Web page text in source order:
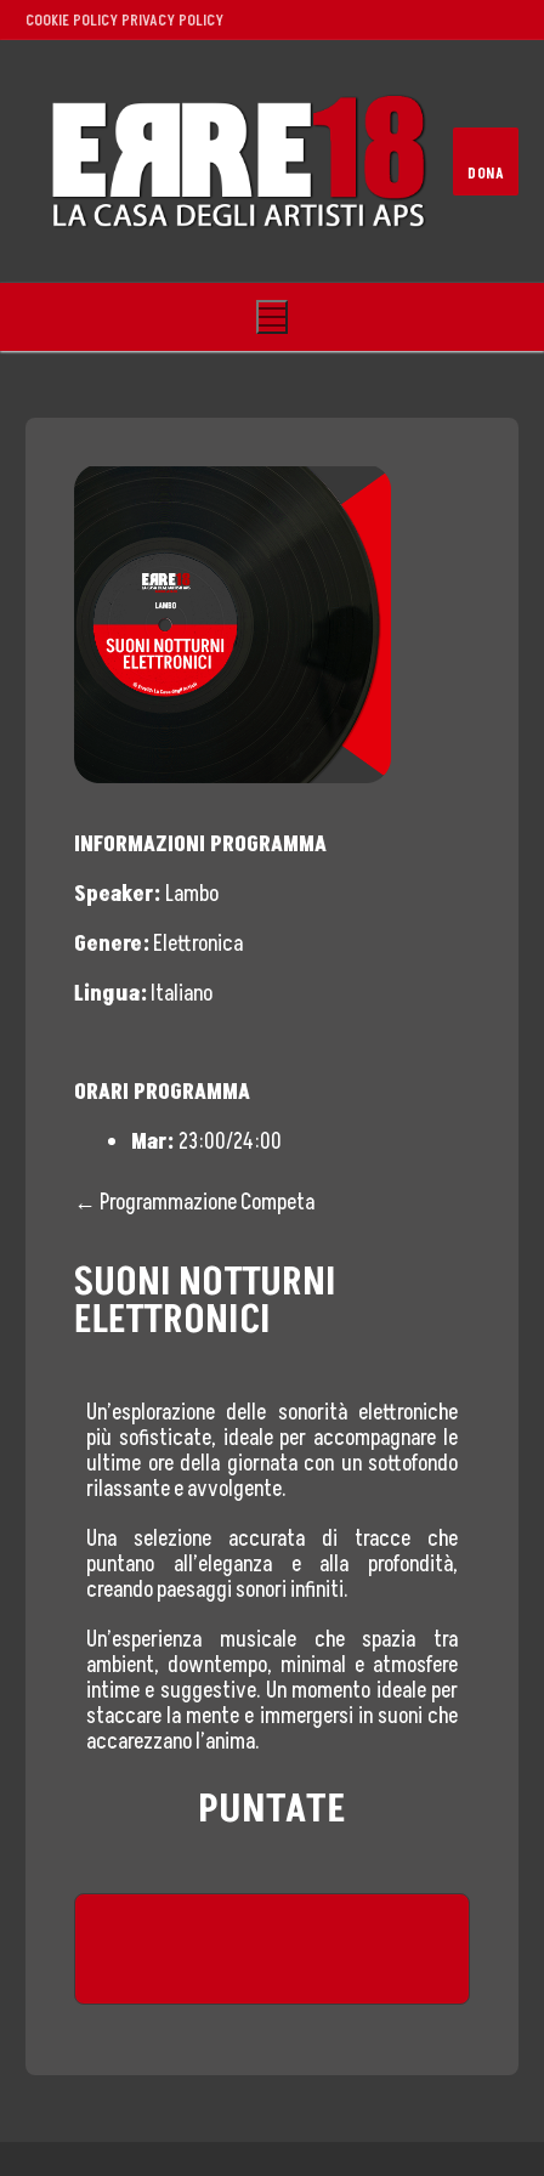
COOKIE POLICY PRIVACY POLICY
DONA
Home
Storia, Mission e Vision
Fondatori
Direttivo
Blogger
La Nostra Rete
Radio ERRE18
Eventi Culturali
#MetaBlog
Contatti
Comunicati Stampa
Rassegna Stampa
Contatta Ufficio Stampa
5×1000
INFORMAZIONI PROGRAMMA
Speaker: Lambo
Genere:Elettronica
Lingua:Italiano
ORARI PROGRAMMA
Mar:23:00/24:00
← Programmazione Competa
SUONI NOTTURNI
ELETTRONICI
Un’esplorazione delle sonorità elettroniche
più sofisticate, ideale per accompagnare le
ultime ore della giornata con un sottofondo
rilassante e avvolgente.
Una selezione accurata di tracce che
puntano all’eleganza e alla profondità,
creando paesaggi sonori infiniti.
Un’esperienza musicale che spazia tra
ambient, downtempo, minimal e atmosfere
intime e suggestive. Un momento ideale per
staccare la mente e immergersi in suoni che
accarezzano l’anima.
PUNTATE